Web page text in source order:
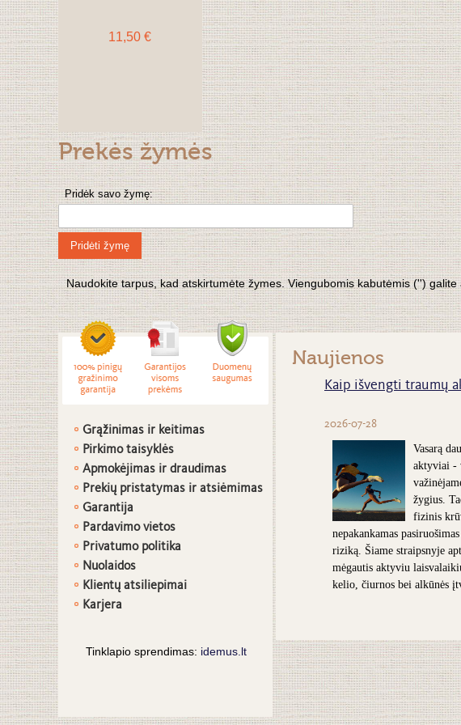
11,50 €
Prekės žymės
Pridėk savo žymę:
Pridėti žymę
Naudokite tarpus, kad atskirtumėte žymes. Viengubomis kabutėmis ('') galite
Grąžinimas ir keitimas
Pirkimo taisyklės
Apmokėjimas ir draudimas
Prekių pristatymas ir atsiėmimas
Garantija
Pardavimo vietos
Privatumo politika
Nuolaidos
Klientų atsiliepimai
Karjera
Tinklapio sprendimas: idemus.lt
Naujienos
Kaip išvengti traumų
2026-07-28
Vasarą
aktyviai -
žygius.
fizinis
nepakankamas
riziką. Šiame straipsnyje
mėgautis aktyviu
kelio, čiurnos bei alkūnės